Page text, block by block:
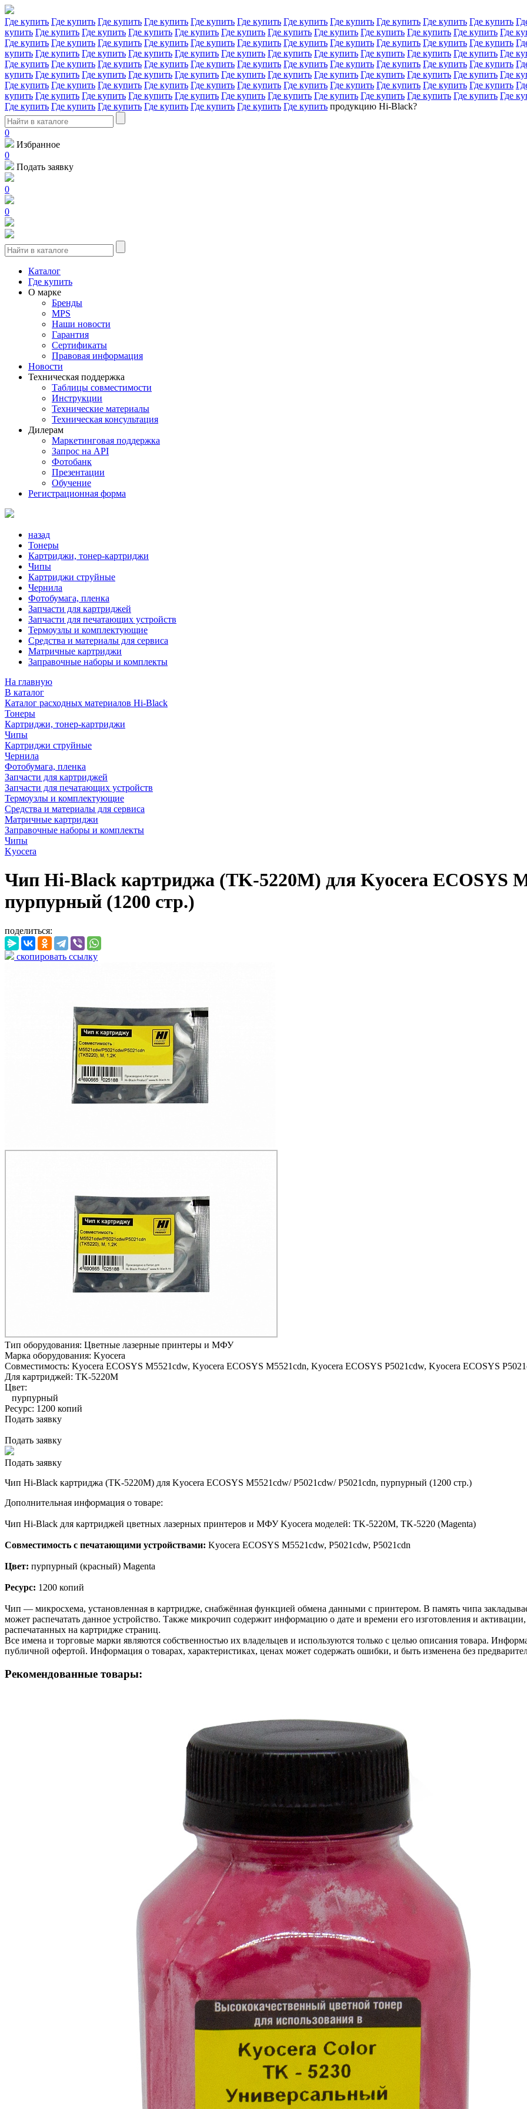
Где купить Где купить Где купить Где купить Где купить Где купить Где купить Где купить Где купить Где купить Где купить
купить Где купить Где купить Где купить Где купить Где купить Где купить Где купить Где купить Где купить Где купить Где
Где купить Где купить Где купить Где купить Где купить Где купить Где купить Где купить Где купить Где купить Где купить
купить Где купить Где купить Где купить Где купить Где купить Где купить Где купить Где купить Где купить Где купить Где
Где купить Где купить Где купить Где купить Где купить Где купить Где купить Где купить Где купить Где купить Где купить
купить Где купить Где купить Где купить Где купить Где купить Где купить Где купить Где купить Где купить Где купить Где
Где купить Где купить Где купить Где купить Где купить Где купить Где купить Где купить Где купить Где купить Где купить
купить Где купить Где купить Где купить Где купить Где купить Где купить Где купить Где купить Где купить Где купить Где
Где купить Где купить Где купить Где купить Где купить Где купить Где купить продукцию Hi-Black?
0
Избранное
0
Подать заявку
0
0
Каталог
Где купить
О марке
Бренды
MPS
Наши новости
Гарантия
Сертификаты
Правовая информация
Новости
Техническая поддержка
Таблицы совместимости
Инструкции
Технические материалы
Техническая консультация
Дилерам
Маркетинговая поддержка
Запрос на API
Фотобанк
Презентации
Обучение
Регистрационная форма
назад
Тонеры
Картриджи, тонер-картриджи
Чипы
Картриджи струйные
Чернила
Фотобумага, пленка
Запчасти для картриджей
Запчасти для печатающих устройств
Термоузлы и комплектующие
Средства и материалы для сервиса
Матричные картриджи
Заправочные наборы и комплекты
На главную
В каталог
Каталог расходных материалов Hi-Black
Тонеры
Картриджи, тонер-картриджи
Чипы
Картриджи струйные
Чернила
Фотобумага, пленка
Запчасти для картриджей
Запчасти для печатающих устройств
Термоузлы и комплектующие
Средства и материалы для сервиса
Матричные картриджи
Заправочные наборы и комплекты
Чипы
Kyocera
Чип Hi-Black картриджа (TK-5220M) для Kyocera ECOSYS
пурпурный (1200 стр.)
поделиться:
скопировать ссылку
Тип оборудования: Цветные лазерные принтеры и МФУ
Марка оборудования: Kyocera
Совместимость: Kyocera ECOSYS M5521cdw, Kyocera ECOSYS M5521cdn, Kyocera ECOSYS P5021cdw, Kyocera ECOSYS
Для картриджей: TK-5220M
Цвет:
пурпурный
Ресурс: 1200 копий
Подать заявку
Подать заявку
Подать заявку
Чип Hi-Black картриджа (TK-5220M) для Kyocera ECOSYS M5521cdw/ P5021cdw/ P5021cdn, пурпурный (1200 стр.)
Дополнительная информация о товаре:
Чип Hi-Black для картриджей цветных лазерных принтеров и МФУ Kyocera моделей: TK-5220M, TK-5220 (Magenta)
Совместимость с печатающими устройствами: Kyocera ECOSYS M5521cdw, P5021cdw, P5021cdn
Цвет: пурпурный (красный) Magenta
Ресурс: 1200 копий
Чип — микросхема, установленная в картридже, снабжённая функцией обмена данными с принтером. В память чипа
может распечатать данное устройство. Также микрочип содержит информацию о дате и времени его изготовления и
распечатанных на картридже страниц.
Все имена и торговые марки являются собственностью их владельцев и используются только с целью описания товара.
публичной офертой. Информация о товарах, характеристиках, ценах может содержать ошибки, и быть изменена без
Рекомендованные товары: